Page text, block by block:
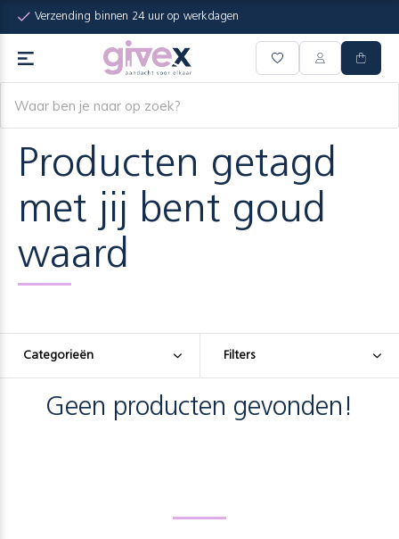
Verzending binnen 24 uur op werkdagen
Producten getagd
met jij bent goud
waard
Categorieën Filters
Geen producten gevonden!